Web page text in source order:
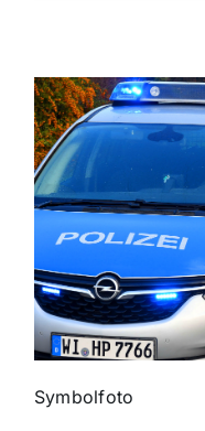
Polizeimeldungen
Themen und Termine
Gewinnspiele
Symbolfoto